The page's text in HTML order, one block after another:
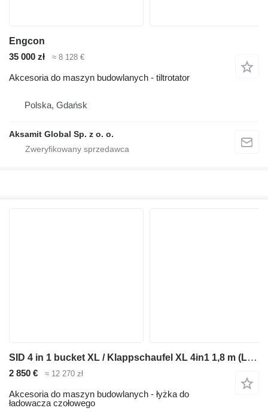
Engcon
35 000 zł
≈ 8 128 €
Akcesoria do maszyn budowlanych - tiltrotator
Polska, Gdańsk
Aksamit Global Sp. z o. o.
SID 4 in 1 bucket XL / Klappschaufel XL 4in1 1,8 m (L4W1XL-1)
2 850 € ≈ 12 270 zł
Akcesoria do maszyn budowlanych - łyżka do
ładowacza czołowego